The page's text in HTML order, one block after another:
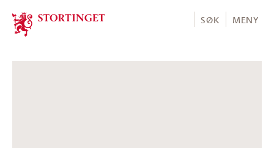
Stortinget.no
SØK MENY